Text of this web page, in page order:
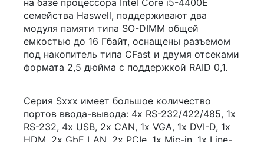
на базе процессора Intel Core i5-4400E
семейства Haswell, поддерживают два
модуля памяти типа SO-DIMM общей
емкостью до 16 Гбайт, оснащены разъемом
под накопитель типа CFast и двумя отсеками
формата 2,5 дюйма с поддержкой RAID 0,1.
Серия Sxxx имеет большое количество
портов ввода-вывода: 4x RS-232/422/485, 1x
RS-232, 4x USB, 2x CAN, 1x VGA, 1x DVI-D, 1x